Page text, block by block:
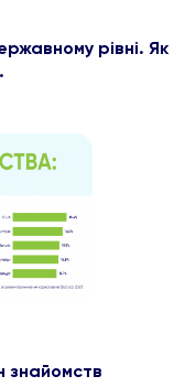
рівні. Як
знайомств